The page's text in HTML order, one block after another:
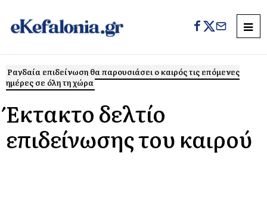
Ραγδαία επιδείνωση θα παρουσιάσει ο καιρός τις επόμενες
ημέρες σε όλη τη χώρα
Έκτακτο δελτίο
επιδείνωσης του καιρού